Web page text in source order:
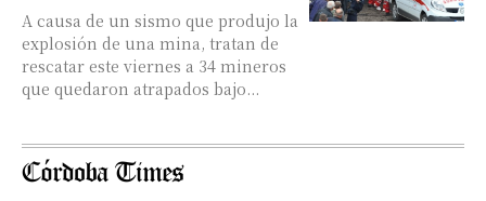
A causa de un sismo que produjo la
explosión de una mina, tratan de
rescatar este viernes a 34 mineros
que quedaron atrapados bajo...